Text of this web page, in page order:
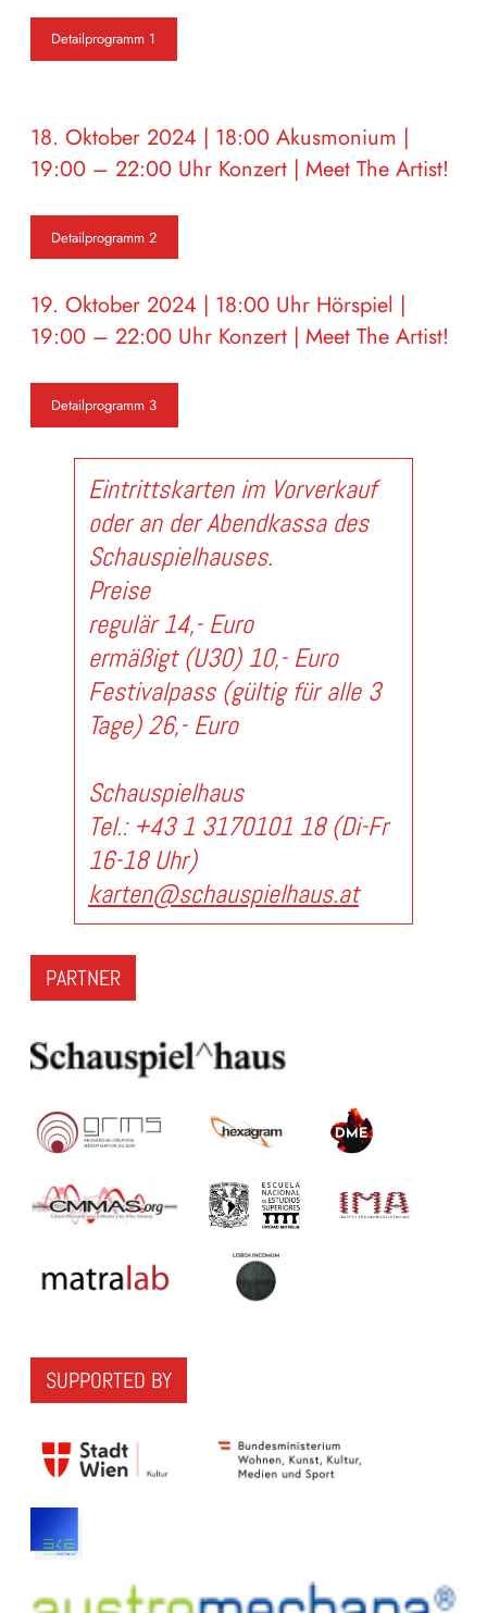
Detailprogramm 1
18. Oktober 2024 | 18:00 Akusmonium |
19:00 – 22:00 Uhr Konzert | Meet The Artist!
Detailprogramm 2
19. Oktober 2024 | 18:00 Uhr Hörspiel |
19:00 – 22:00 Uhr Konzert | Meet The Artist!
Detailprogramm 3
Eintrittskartenim Vorverkauf
oder an der Abendkassa des
Schauspielhauses.
Preise
regulär 14,- Euro
ermäßigt (U30) 10,- Euro
Festivalpass (gültig für alle 3
Tage) 26,- Euro
Schauspielhaus
Tel.: +43 1 3170101 18 (Di-Fr
16-18 Uhr)
karten@schauspielhaus.at
PARTNER
SUPPORTED BY